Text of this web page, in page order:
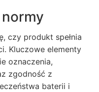
czy produkt spełnia
Kluczowe elementy
oznaczenia,
zgodność z
baterii i